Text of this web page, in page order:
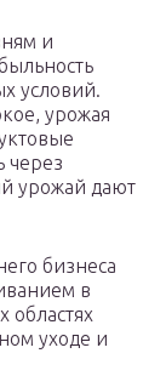
и
условий.
урожая
через
урожай дают
бизнеса
в
уходе и